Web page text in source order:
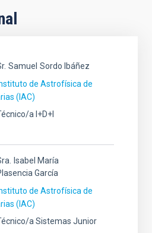
Samuel Sordo Ibáñez
de Astrofísica de
(IAC)
a I+D+I
Isabel María
García
de Astrofísica de
(IAC)
a Sistemas Junior